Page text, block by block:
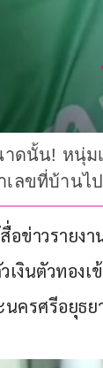
ดนั้น! หนุ่ม
ลขที่บ้านไป
อข่าวรายง
เงินตัวทอ
ครศรีอยุธ